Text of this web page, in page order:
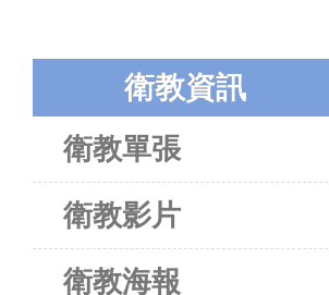
衛教資訊
衛教單張
衛教影片
衛教海報